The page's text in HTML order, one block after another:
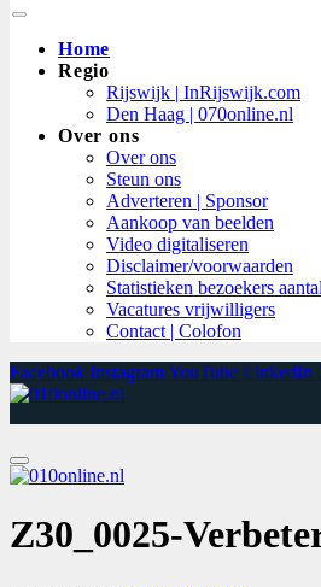
Home
Regio
Rijswijk | InRijswijk.com
Den Haag | 070online.nl
Over ons
Over ons
Steun ons
Adverteren | Sponsor
Aankoop van beelden
Video digitaliseren
Disclaimer/voorwaarden
Statistieken bezoekers
Vacatures vrijwilligers
Contact | Colofon
Facebook InstagramYouTube LinkedIn
Z30_0025-